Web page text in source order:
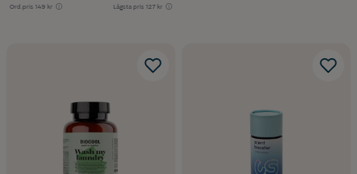
Ord.pris 149 kr Lägsta pris 127 kr